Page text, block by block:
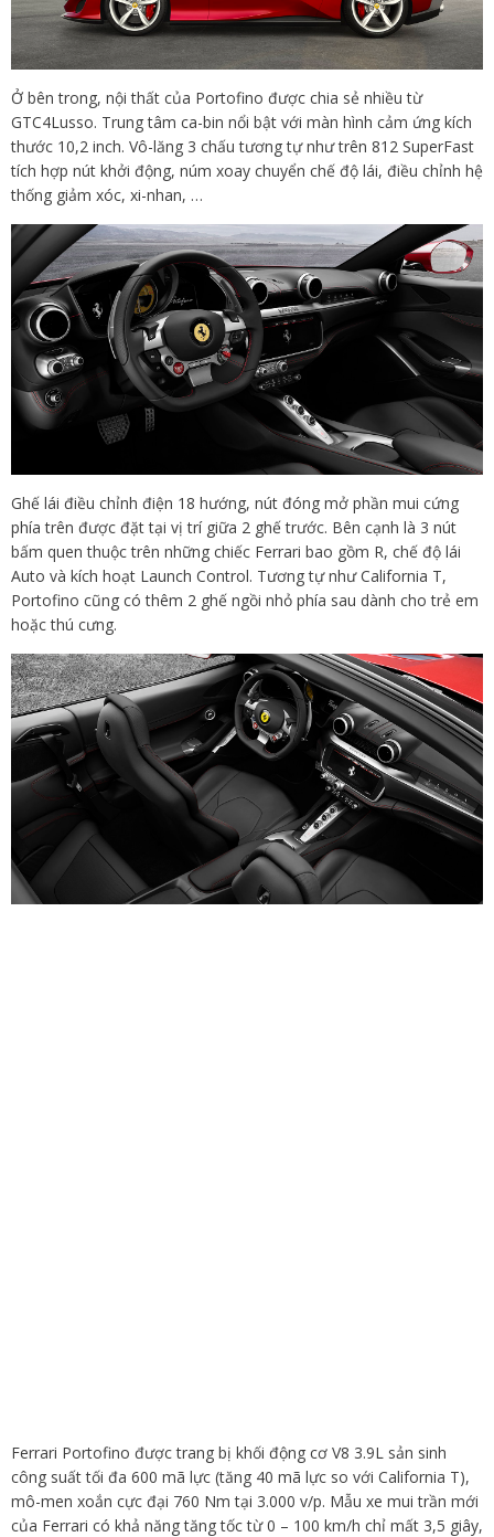
Ở bên trong, nội thất của Portofino được chia sẻ nhiều từ
GTC4Lusso. Trung tâm ca-bin nổi bật với màn hình cảm ứng kích
thước 10,2 inch. Vô-lăng 3 chấu tương tự như trên 812 SuperFast
tích hợp nút khởi động, núm xoay chuyển chế độ lái, điều chỉnh hệ
thống giảm xóc, xi-nhan, …
Ghế lái điều chỉnh điện 18 hướng, nút đóng mở phần mui cứng
phía trên được đặt tại vị trí giữa 2 ghế trước. Bên cạnh là 3 nút
bấm quen thuộc trên những chiếc Ferrari bao gồm R, chế độ lái
Auto và kích hoạt Launch Control. Tương tự như California T,
Portofino cũng có thêm 2 ghế ngồi nhỏ phía sau dành cho trẻ em
hoặc thú cưng.
Ferrari Portofino được trang bị khối động cơ V8 3.9L sản sinh
công suất tối đa 600 mã lực (tăng 40 mã lực so với California T),
mô-men xoắn cực đại 760 Nm tại 3.000 v/p. Mẫu xe mui trần mới
của Ferrari có khả năng tăng tốc từ 0 – 100 km/h chỉ mất 3,5 giây,